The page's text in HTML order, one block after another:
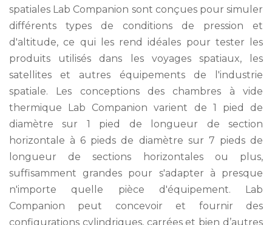
spatiales Lab Companion sont conçues pour simuler
différents types de conditions de pression et
d'altitude, ce qui les rend idéales pour tester les
produits utilisés dans les voyages spatiaux, les
satellites et autres équipements de l'industrie
spatiale. Les conceptions des chambres à vide
thermique Lab Companion varient de 1 pied de
diamètre sur 1 pied de longueur de section
horizontale à 6 pieds de diamètre sur 7 pieds de
longueur de sections horizontales ou plus,
suffisamment grandes pour s'adapter à presque
n'importe quelle pièce d'équipement. Lab
Companion peut concevoir et fournir des
configurations cylindriques, carrées et bien d’autres